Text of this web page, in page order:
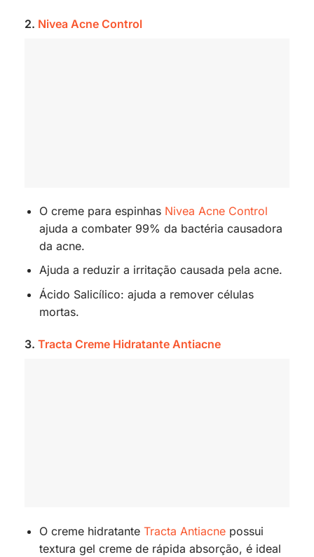
2. Nivea Acne Control
O creme para espinhas Nivea Acne Control
ajuda a combater 99% da bactéria causadora
da acne.
Ajuda a reduzir a irritação causada pela acne.
Ácido Salicílico: ajuda a remover células
mortas.
3. Tracta Creme Hidratante Antiacne
O creme hidratante Tracta Antiacnepossui
textura gel creme de rápida absorção, é ideal